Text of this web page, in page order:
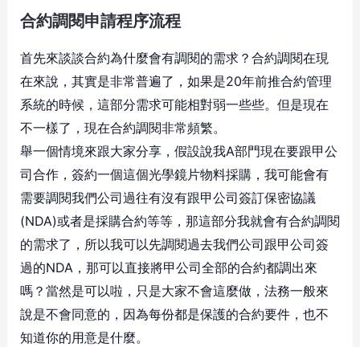
合約調閱申請程序流程
首先來談談合約為什麼會有調閱的需求？合約調閱在現
在來說，其實是非常普遍了，如果是20年前推合約管理
系統的時候，這部分需求可能相對弱一些些。但是現在
不一樣了，現在合約調閱非常頻繁。
舉一個情境來跟大家分享，假設說我A部門現在要跟甲公
司合作，簽約一個這個光學鏡片物料採購，我可能會有
需要調閱我們公司過往有沒有跟甲公司簽訂保密協議
(NDA)或者是採購合約等等，那這部分我就會有合約調閱
的需求了，所以我可以先調閱過去我們公司跟甲公司簽
過的NDA，那可以直接將甲公司全部的合約都調出來
嗎？當然是可以啦，只是大家不會這麼做，法務一般來
說是不會同意的，因為每份都是保護的合約要件，也不
知道你的用意是什麼。